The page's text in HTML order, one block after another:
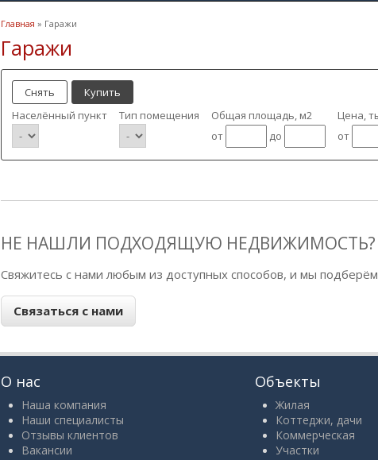
Вы здесь
Главная » Гаражи
Гаражи
Снять
Купить
Населённый пункт
Тип помещения Общая площадь, м2
Цена,
от
до от
НЕ НАШЛИ ПОДХОДЯЩУЮ НЕДВИЖИМОСТЬ?
Свяжитесь с нами любым из доступных способов, и мы
О нас
Наша компания
Наши специалисты
Отзывы клиентов
Вакансии
Объекты
Жилая
Коттеджи, дачи
Коммерческая
Участки